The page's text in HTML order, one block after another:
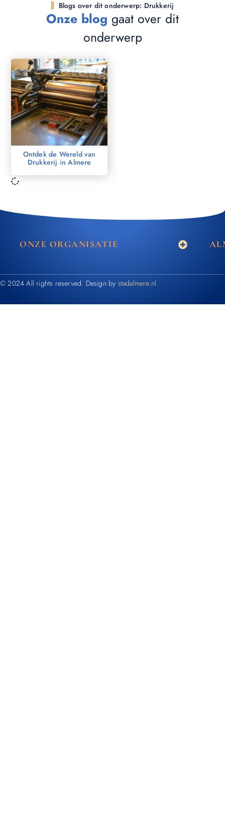
Blogs over dit onderwerp: Drukkerij
Onze blog gaat over dit
onderwerp
Ontdek de Wereld van
Drukkerij in Almere
ONZE ORGANISATIE
© 2024 All rights reserved. Design by stadalmere.nl